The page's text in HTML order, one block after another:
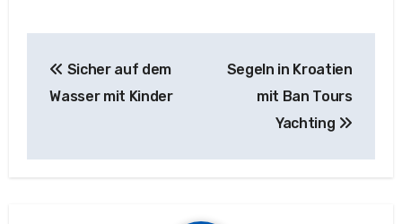
Sicher auf dem
Wasser mit Kinder
Segeln in Kroatien
mit Ban Tours
Yachting